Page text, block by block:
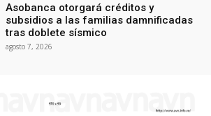
Asobanca otorgará créditos y
subsidios a las familias damnificadas
tras doblete sísmico
agosto 7, 2026